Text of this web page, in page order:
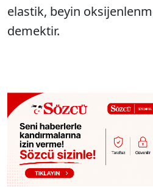
elastik, beyin
demektir.